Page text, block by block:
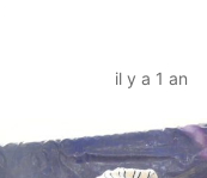
il y a 1 an